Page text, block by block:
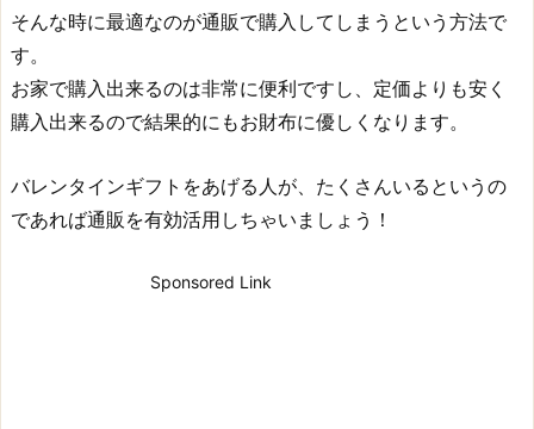
そんな時に最適なのが通販で購入してしまうという方法で
す。
お家で購入出来るのは非常に便利ですし、定価よりも安く
購入出来るので結果的にもお財布に優しくなります。
バレンタインギフトをあげる人が、たくさんいるというの
であれば通販を有効活用しちゃいましょう！
Sponsored Link